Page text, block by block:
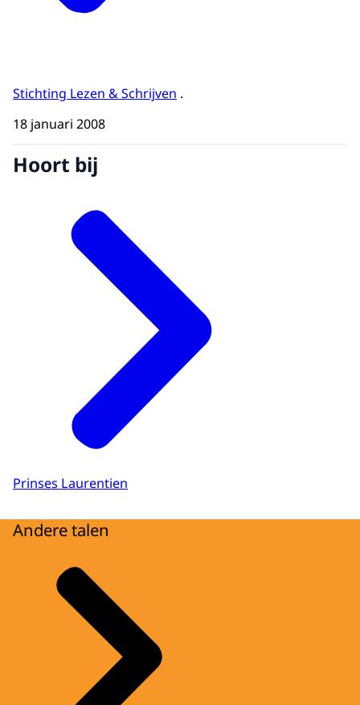
Stichting Lezen & Schrijven .
18 januari 2008
Hoort bij
Prinses Laurentien
Andere talen